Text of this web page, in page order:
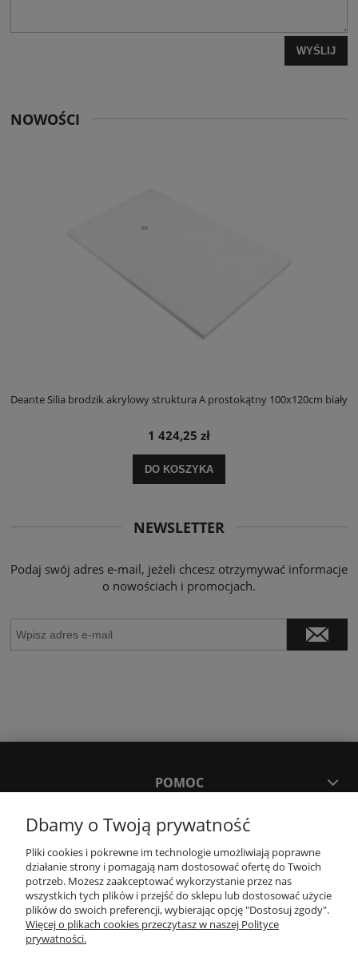
WYŚLIJ
NOWOŚCI
Deante Silia brodzik akrylowy struktura A prostokątny 100x120cm biały
1 424,25 zł
DO KOSZYKA
NEWSLETTER
Podaj swój adres e-mail, jeżeli chcesz otrzymywać informacje
o nowościach i promocjach.
POMOC
MOJE KONTO
PŁATNOŚCI I DOSTAWA
KONTAKT
Dbamy o Twoją prywatność
Pliki cookies i pokrewne im technologie umożliwiają poprawne
działanie strony i pomagają nam dostosować ofertę do Twoich
potrzeb. Możesz zaakceptować wykorzystanie przez nas
wszystkich tych plików i przejść do sklepu lub dostosować użycie
plików do swoich preferencji, wybierając opcję "Dostosuj zgody".
Więcej o plikach cookies przeczytasz w naszej Polityce
prywatności.